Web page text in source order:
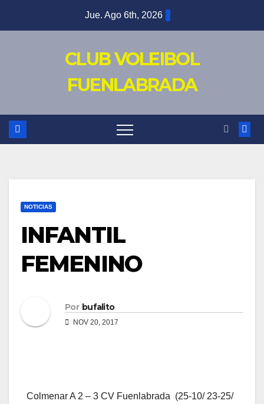
Jue. Ago 6th, 2026
CLUB VOLEIBOL
FUENLABRADA
NOTICIAS
INFANTIL
FEMENINO
Por bufalito
NOV 20, 2017
Colmenar A 2 – 3 CV Fuenlabrada (25-10/ 23-25/